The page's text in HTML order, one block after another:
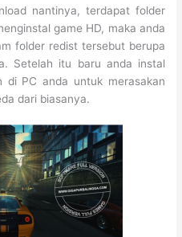
nantinya, terdapat folder
game HD, maka anda
folder redist tersebut berupa
Setelah itu baru anda instal
di PC anda untuk merasakan
dari biasanya.